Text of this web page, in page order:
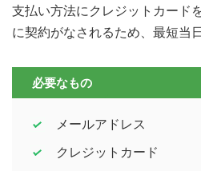
支払い方法にクレジットカード
に契約がなされるため、最短当
必要なもの
メールアドレス
クレジットカード